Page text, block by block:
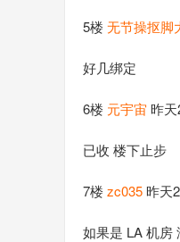
5楼 无节操抠脚
好几绑定
6楼 元宇宙 昨
已收 楼下止步
7楼 zc035 昨天
如果是 LA 机房